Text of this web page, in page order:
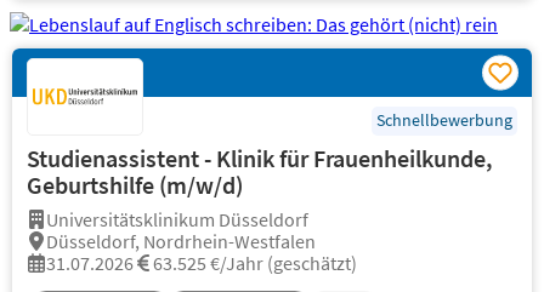
Schnellbewerbung
Studienassistent - Klinik für Frauenheilkunde,
Geburtshilfe (m/w/d)
Universitätsklinikum Düsseldorf
Düsseldorf, Nordrhein-Westfalen
31.07.2026
63.525 €/Jahr (geschätzt)